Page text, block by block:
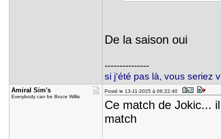
De la saison oui
---------------
si j'été pas là, vous seriez
Amiral Sim​'s
Everybody can be Bruce Willis
Posté le 13-11-2025 à 06:22:40
Ce match de Jokic...
match